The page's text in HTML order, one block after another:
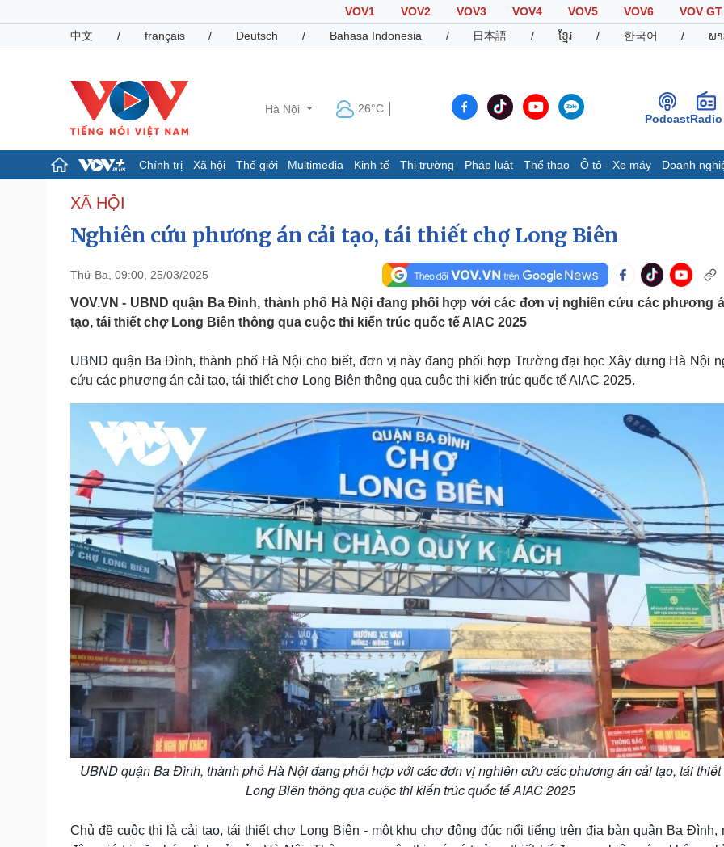
VOV1 VOV2 VOV3 VOV4 VOV5 VOV6
VOV GT
中文
/ français / Deutsch / Bahasa Indonesia / 日本語 / ខ្មែរ / 한국어 / ພ
Hà Nội 26°C
PodcastRadio
Chính trị Xã hội Thế giới Multimedia Kinh tế Thị trường Pháp luật Thể thao Ô tô - Xe máy Doanh
Chính trị
Tổ chức nhân sự
Nhận diện sự thật
Dự báo thời tiết
Biển đảo
Cuộc sống đó đây
Ảnh
Infographic
Pháp luật
Vụ án
Tin nóng
Tư vấn luật
Quân sự - Quốc phòng
Vũ khí
Việt Nam
Phân tích
Thể thao
Bóng đá
Lịch thi đấu bóng đá
Thế giới thể thao
eSports
Hậu trường
Ô tô
Xe máy
Tư vấn
Sức khỏe
Dinh dưỡng - món ngon
Cây thuốc
Sản phụ khoa
Nhi khoa
Nam khoa
Làm đẹp - giảm cân
Phòng mạch online
Ăn sạch sống khỏe
Đời sống
Blog
Tình yêu - Gia đình
Văn hóa
Sân khấu - Điện ảnh
Văn học
Âm nhạc
Di sản
Nghệ sĩ
Thời trang
Sao Việt
Cải chính
XÃ HỘI
Nghiên cứu phương án cải tạo, tái thiết chợ Long Biên
Thứ Ba, 09:00, 25/03/2025
VOV.VN - UBND quận Ba Đình, thành phố Hà Nội đang phối hợp với các đơn vị nghiên cứu các phương
tạo, tái thiết chợ Long Biên thông qua cuộc thi kiến trúc quốc tế AIAC 2025
UBND quận Ba Đình, thành phố Hà Nội cho biết, đơn vị này đang phối hợp Trường đại học Xây dựng Hà Nội
cứu các phương án cải tạo, tái thiết chợ Long Biên thông qua cuộc thi kiến trúc quốc tế AIAC 2025.
UBND quận Ba Đình, thành phố Hà Nội đang phối hợp với các đơn vị nghiên cứu các phương án cải tạo, tái thiết
Long Biên thông qua cuộc thi kiến trúc quốc tế AIAC 2025
Chủ đề cuộc thi là cải tạo, tái thiết chợ Long Biên - một khu chợ đông đúc nổi tiếng trên địa bàn quận Ba Đình,